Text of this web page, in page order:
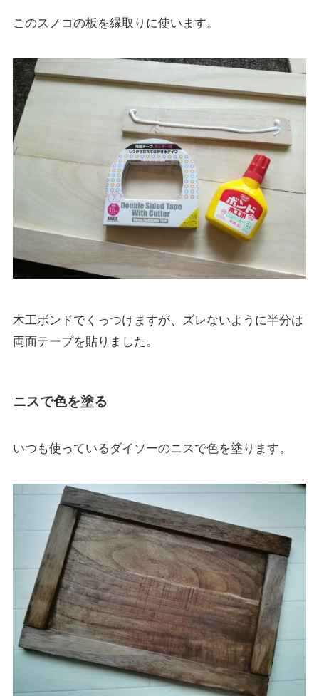
このスノコの板を縁取りに使います。
木工ボンドでくっつけますが、ズレないように半分は
両面テープを貼りました。
ニスで色を塗る
いつも使っているダイソーのニスで色を塗ります。